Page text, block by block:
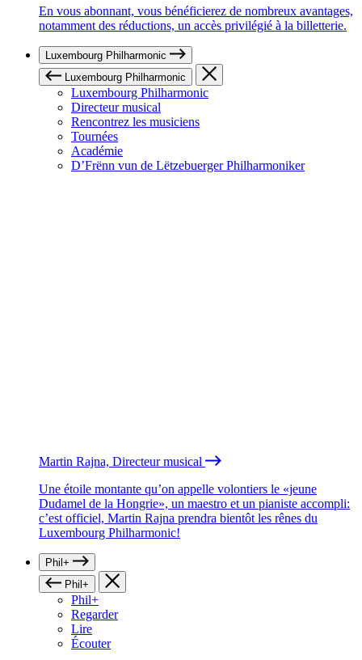
En vous abonnant, vous bénéficierez de nombreux avantages,
notamment des réductions, un accès privilégié à la billetterie.
Luxembourg Philharmonic
Luxembourg Philharmonic
Luxembourg Philharmonic
Directeur musical
Rencontrez les musiciens
Tournées
Académie
D’Frënn vun de Lëtzebuerger Philharmoniker
Martin Rajna, Directeur musical
Une étoile montante qu’on appelle volontiers le «jeune
Dudamel de la Hongrie», un maestro et un pianiste accompli:
c’est officiel, Martin Rajna prendra bientôt les rênes du
Luxembourg Philharmonic!
Phil+
Phil+
Phil+
Regarder
Lire
Écouter